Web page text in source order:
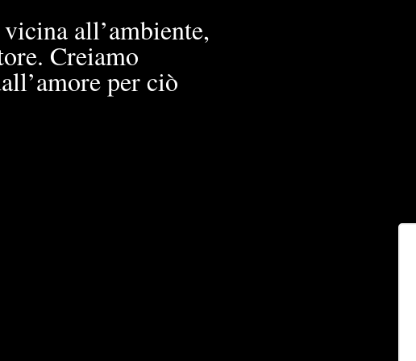
all’ambiente,
Creiamo
per ciò